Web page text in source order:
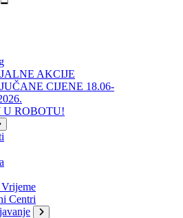
AKCIJE
CIJENE 18.06-
U ROBOTU!
Centri